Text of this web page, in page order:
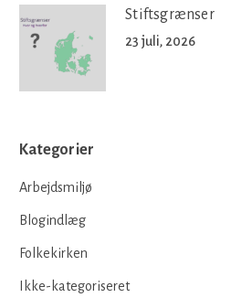
Stiftsgrænser
23 juli, 2026
Kategorier
Arbejdsmiljø
Blogindlæg
Folkekirken
Ikke-kategoriseret